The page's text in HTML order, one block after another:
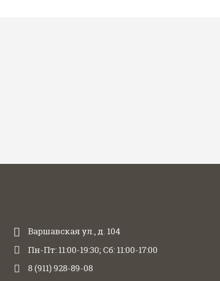
Варшавская ул., д. 104
Пн-Пт: 11:00-19:30; Сб: 11:00-17:00
8 (911) 928-89-08